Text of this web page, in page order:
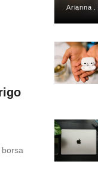
Arianna